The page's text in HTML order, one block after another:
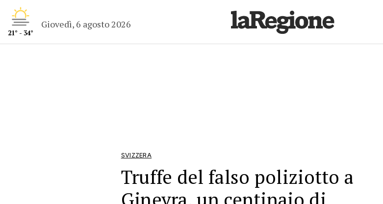
21° - 34°
Giovedì, 6 agosto 2026
SVIZZERA
Truffe del falso poliziotto a